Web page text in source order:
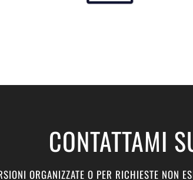
CONTATTAMI
ORGANIZZATE O PER RICHIESTE NON